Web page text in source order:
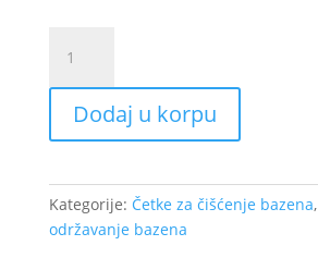
Nero
45cm
količina
Dodaj u korpu
Kategorije: Četke za čišćenje bazena,
održavanje bazena